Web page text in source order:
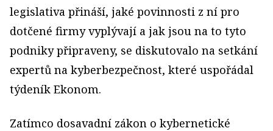
legislativa přináší, jaké povinnosti z ní pro
dotčené firmy vyplývají a jak jsou na to tyto
podniky připraveny, se diskutovalo na setkání
expertů na kyberbezpečnost, které uspořádal
týdeník Ekonom.
Zatímco dosavadní zákon o kybernetické